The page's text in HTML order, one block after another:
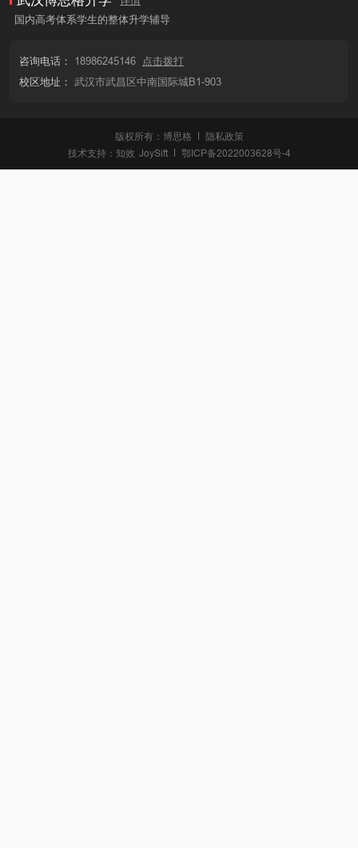
国内高考体系学生的整体升学辅导
咨询电话： 18986245146
点击拨打
校区地址： 武汉市武昌区中南国际城B1-903
版权所有：博思格
隐私政策
技术支持： 知效 JoySift 鄂ICP备2022003628号-4